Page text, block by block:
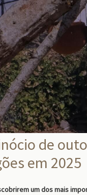
de
em 2025
um dos mais